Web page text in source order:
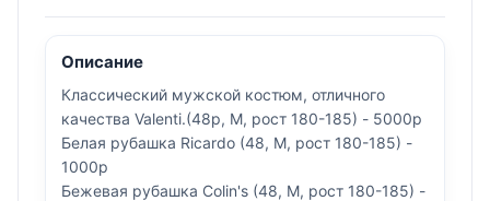
Описание
Классический мужской костюм, отличного
качества Valenti.(48р, М, рост 180-185) - 5000р
Белая рубашка Ricardo (48, M, рост 180-185) -
1000р
Бежевая рубашка Colin's (48, М, рост 180-185) -